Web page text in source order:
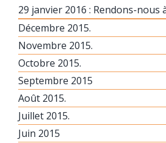
29 janvier 2016 : Rendons-nous
Décembre 2015.
Novembre 2015.
Octobre 2015.
Septembre 2015
Août 2015.
Juillet 2015.
Juin 2015